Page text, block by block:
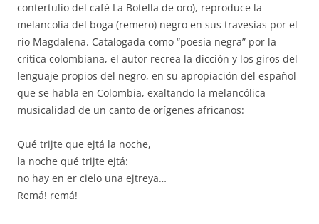
contertulio del café La Botella de oro), reproduce la
melancolía del boga (remero) negro en sus travesías por el
río Magdalena. Catalogada como “poesía negra” por la
crítica colombiana, el autor recrea la dicción y los giros del
lenguaje propios del negro, en su apropiación del español
que se habla en Colombia, exaltando la melancólica
musicalidad de un canto de orígenes africanos:
Qué trijte que ejtá la noche,
la noche qué trijte ejtá:
no hay en er cielo una ejtreya…
Remá! remá!